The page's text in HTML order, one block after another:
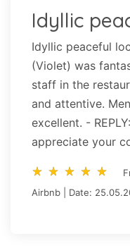
Idyllic
Idyllic peaceful
(Violet) was
staff in the
and attentive.
excellent. -
appreciate your
star_rate star_rate star_rate star_rate star_rate
star_rate star_rate star_rate star_rate star_rate
Airbnb | Date: